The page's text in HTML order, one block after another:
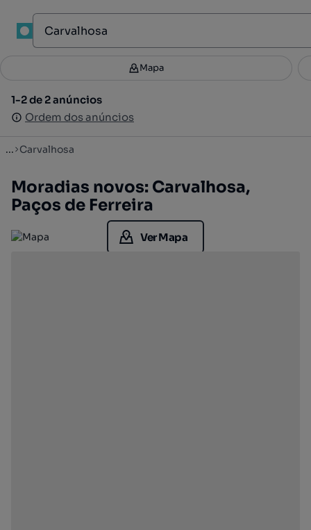
Filtros 3
1-2 de 2 anúncios
Ordem dos anúncios
Mapa
1-2 de 2 anúncios
Ordem dos anúncios
... Carvalhosa
Moradias novos: Carvalhosa,
Paços de Ferreira
Ver Mapa